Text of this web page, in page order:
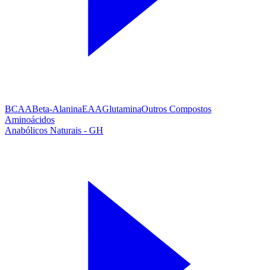
BCAABeta-AlaninaEAAGlutaminaOutros Compostos
Aminoácidos
Anabólicos Naturais - GH